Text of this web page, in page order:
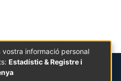
vostra informació personal
Estadístic & Registre i